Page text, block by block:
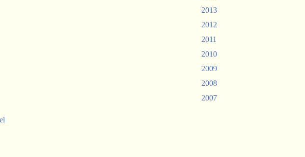
2013
2012
2011
2010
2009
2008
2007